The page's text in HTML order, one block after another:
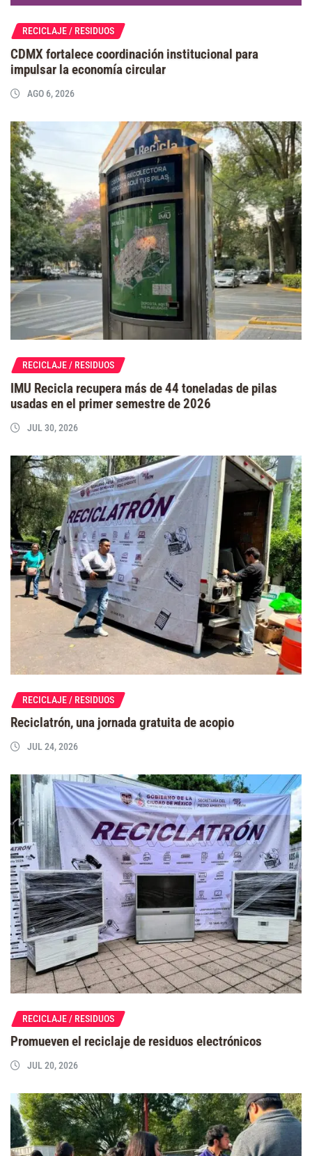
RECICLAJE / RESIDUOS
CDMX fortalece coordinación institucional para
impulsar la economía circular
AGO 6, 2026
RECICLAJE / RESIDUOS
IMU Recicla recupera más de 44 toneladas de pilas
usadas en el primer semestre de 2026
JUL 30, 2026
RECICLAJE / RESIDUOS
Reciclatrón, una jornada gratuita de acopio
JUL 24, 2026
RECICLAJE / RESIDUOS
Promueven el reciclaje de residuos electrónicos
JUL 20, 2026